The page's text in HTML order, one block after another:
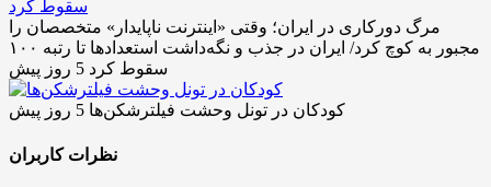
مرگ دورکاری در ایران؛ وقتی «اینترنت ناپایدار» متخصصان را
مجبور به کوچ کرد/ ایران در جذب و نگه‌داشت استعدادها تا رتبه ۱۰۰
سقوط کرد 5 روز پیش
کودکان در تونل وحشت فیلترشکن‌ها 5 روز پیش
نظرات کاربران